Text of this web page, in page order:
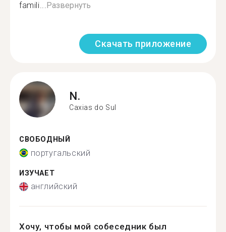
famili...Развернуть
Скачать приложение
N.
Caxias do Sul
СВОБОДНЫЙ
португальский
ИЗУЧАЕТ
английский
Хочу, чтобы мой собеседник был